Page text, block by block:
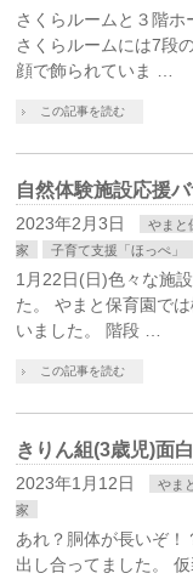
さくらルームと３階ホ
さくらルームには7段
顔で飾られていま …
この記事を読む
自然体験施設応援
2023年2月3日 やまと
家
子育て支援「ほっぺ」
1月22日(日)色々な施
た。 やまと保育園で
いました。 階段 …
この記事を読む
きりん組(3歳児)面
2023年1月12日 やま
家
あれ？胴体が長いぞ
出し合ってました。